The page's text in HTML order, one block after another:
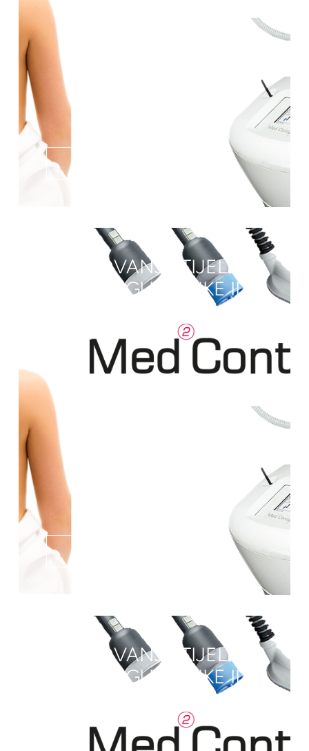
SAZNAJ VIŠE
OBLIKOVANJE TIJELA
MALE REGIJE (RUKE ILI
ZADNJICA) PAKET 4+1
GRATIS
SAZNAJ VIŠE
OBLIKOVANJE TIJELA
MALE REGIJE (RUKE ILI